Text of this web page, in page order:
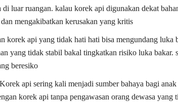
luar ruangan. kalau korek api digunakan dekat
mengakibatkan kerusakan yang kritis
korek api yang tidak hati hati bisa mengundang luka
yang tidak stabil bakal tingkatkan risiko luka
beresiko
api sering kali menjadi sumber bahaya bagi
korek api tanpa pengawasan orang dewasa